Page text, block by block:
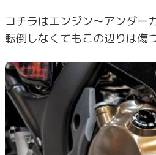
コチラはエンジン～アンダー
転倒しなくてもこの辺りは傷